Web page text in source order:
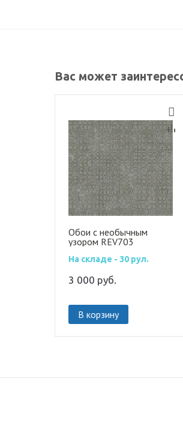
Вас может
Обои с необычным
узором REV703
На складе - 30 рул.
3 000 руб.
В корзину